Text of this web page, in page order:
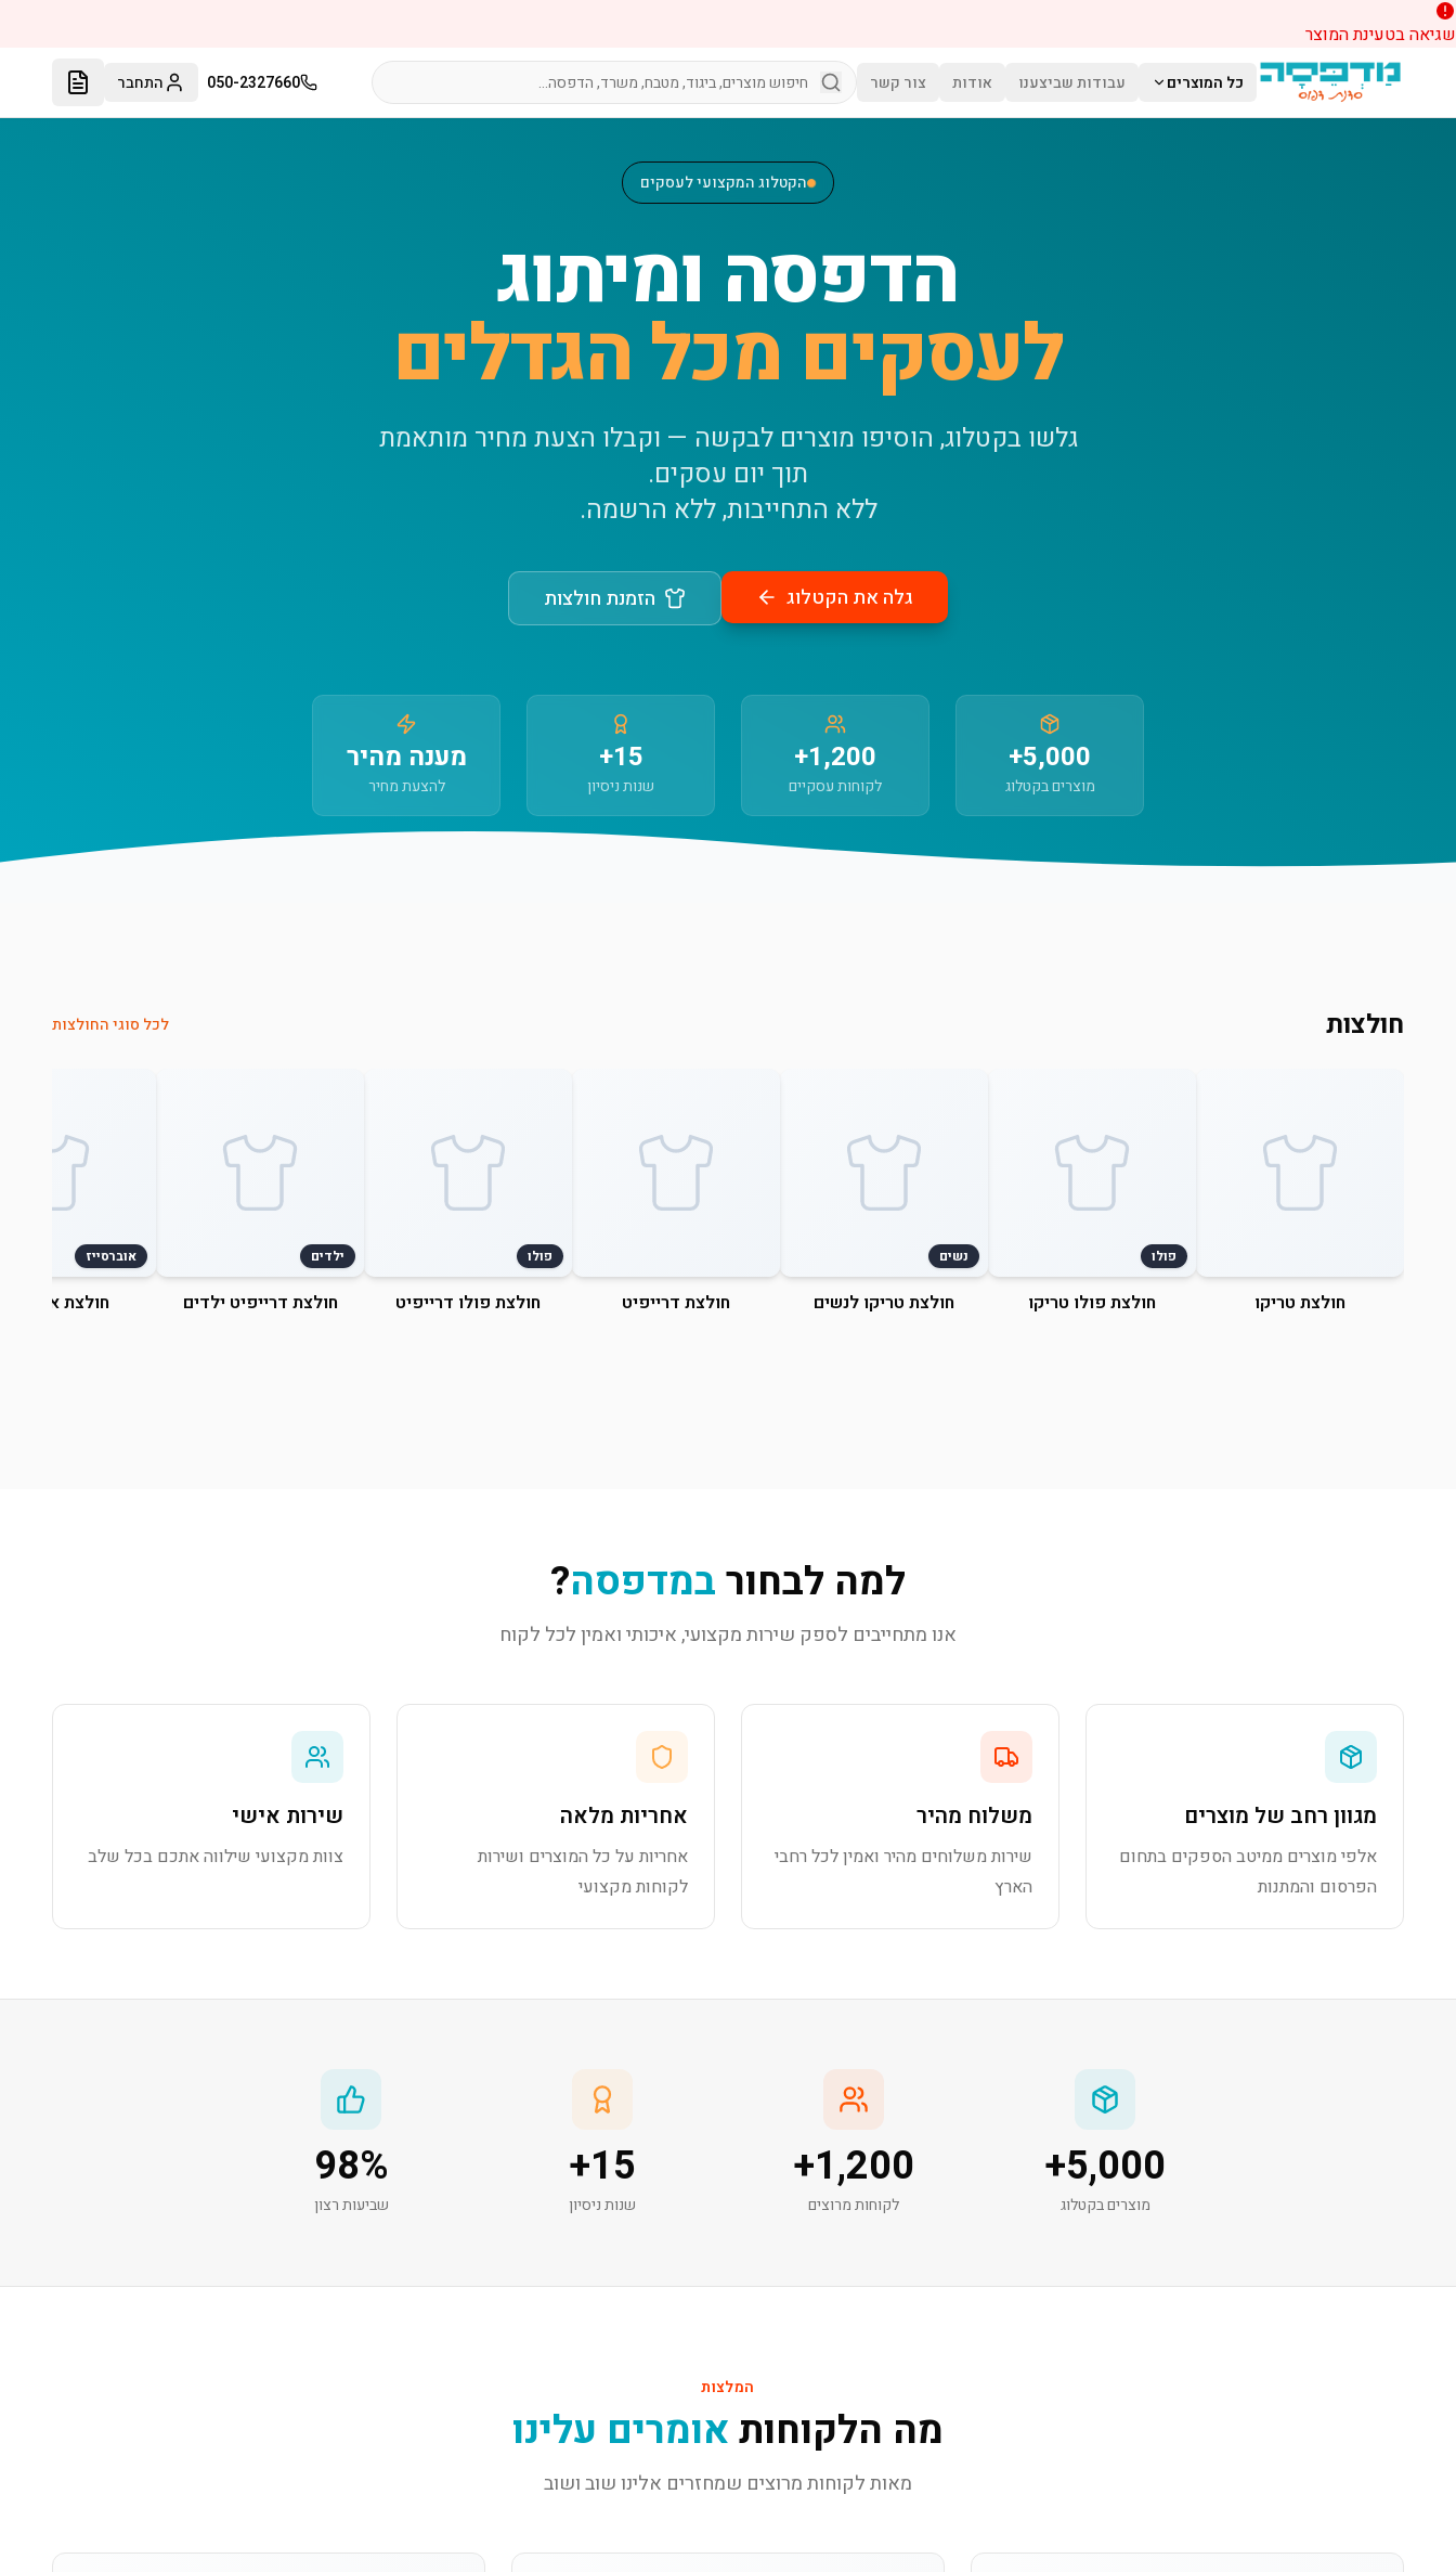
שגיאה בטעינת המוצר
דלג לתוכן הראשי
כל המוצרים עבודות שביצענו אודות צור קשר 050-2327660 התחבר
הקטלוג המקצועי לעסקים
הדפסה ומיתוג
לעסקים מכל הגדלים
גלשו בקטלוג, הוסיפו מוצרים לבקשה — וקבלו הצעת מחיר מותאמת
תוך יום עסקים.
ללא התחייבות, ללא הרשמה.
גלה את הקטלוג הזמנת חולצות
5,000+
מוצרים בקטלוג
1,200+
לקוחות עסקיים
15+
שנות ניסיון
מענה מהיר
להצעת מחיר
חולצות לכל סוגי החולצות
חולצת טריקו
פולו
חולצת פולו טריקו
נשים
חולצת טריקו לנשים חולצת דרייפיט
פולו
חולצת פולו דרייפיט
ילדים
חולצת דרייפיט ילדים
אוברסייז
חולצת
למה לבחורבמדפסה?
אנו מתחייבים לספק שירות מקצועי, איכותי ואמין לכל לקוח
מגוון רחב של מוצרים
אלפי מוצרים ממיטב הספקים בתחום
הפרסום והמתנות
משלוח מהיר
שירות משלוחים מהיר ואמין לכל רחבי
הארץ
אחריות מלאה
אחריות על כל המוצרים ושירות
לקוחות מקצועי
שירות אישי
צוות מקצועי שילווה אתכם בכל שלב
5,000
+
מוצרים בקטלוג
1,200
+
לקוחות מרוצים
15
+
שנות ניסיון
98%
שביעות רצון
המלצות
מה הלקוחותאומרים עלינו
מאות לקוחות מרוצים שמחזרים אלינו שוב ושוב